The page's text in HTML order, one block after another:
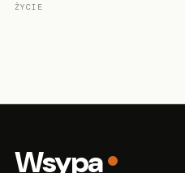
ŻYCIE
Wsypa